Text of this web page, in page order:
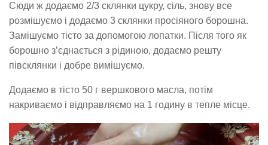
Сюди ж додаємо 2/3 склянки цукру, сіль, знову все
розмішуємо і додаємо 3 склянки просіяного борошна.
Замішуємо тісто за допомогою лопатки. Після того як
борошно з’єднається з рідиною, додаємо решту
півсклянки і добре вимішуємо.
Додаємо в тісто 50 г вершкового масла, потім
накриваємо і відправляємо на 1 годину в тепле місце.